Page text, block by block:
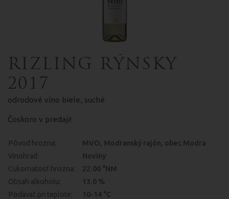
RIZLING RÝNSKY
2017
odrodové víno biele, suché
Čoskoro v predaji!
Pôvod hrozna:
MVO, Modranský rajón, obec Modra
Vinohrad:
Noviny
Cukornatosť hrozna:
22.00 °NM
Obsah alkoholu:
13.0 %
Podávať pri teplote:
10-14 °C